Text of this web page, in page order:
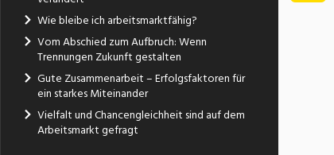
Wie bleibe ich arbeitsmarktfähig?
Vom Abschied zum Aufbruch: Wenn
Trennungen Zukunft gestalten
Gute Zusammenarbeit – Erfolgsfaktoren für
ein starkes Miteinander
Vielfalt und Chancengleichheit sind auf dem
Arbeitsmarkt gefragt